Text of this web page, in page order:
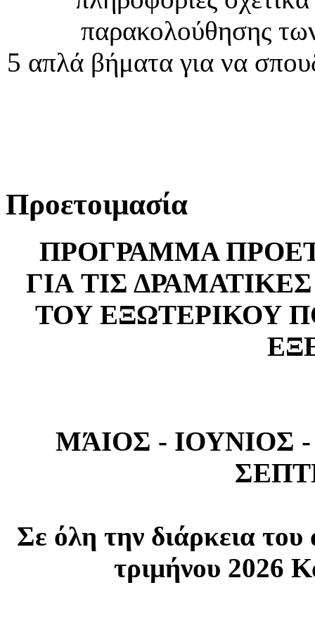
παρακολούθησης
5 απλά βήματα για να
Προετοιμασία
ΠΡΟΓΡΑΜΜΑ
ΓΙΑ ΤΙΣ
ΤΟΥ ΕΞΩΤΕΡΙΚΟΥ
ΜΆΙΟΣ - ΙΟΥΝΙΟΣ
Σε όλη την διάρκεια του
τριμήνου 2026